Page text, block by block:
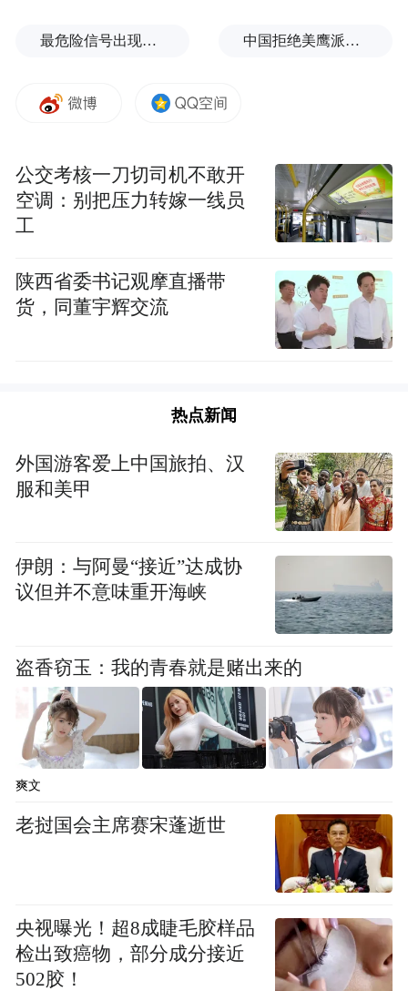
最危险信号出现！全球能源大动脉岌岌可危 中国拒绝美鹰派副防长访华？弦外之音被热议
公交考核一刀切司机不敢开
空调：别把压力转嫁一线员
工
陕西省委书记观摩直播带
货，同董宇辉交流
热点新闻
外国游客爱上中国旅拍、汉
服和美甲
伊朗：与阿曼“接近”达成协
议但并不意味重开海峡
盗香窃玉：我的青春就是赌出来的
爽文
老挝国会主席赛宋蓬逝世
央视曝光！超8成睫毛胶样品
检出致癌物，部分成分接近
502胶！